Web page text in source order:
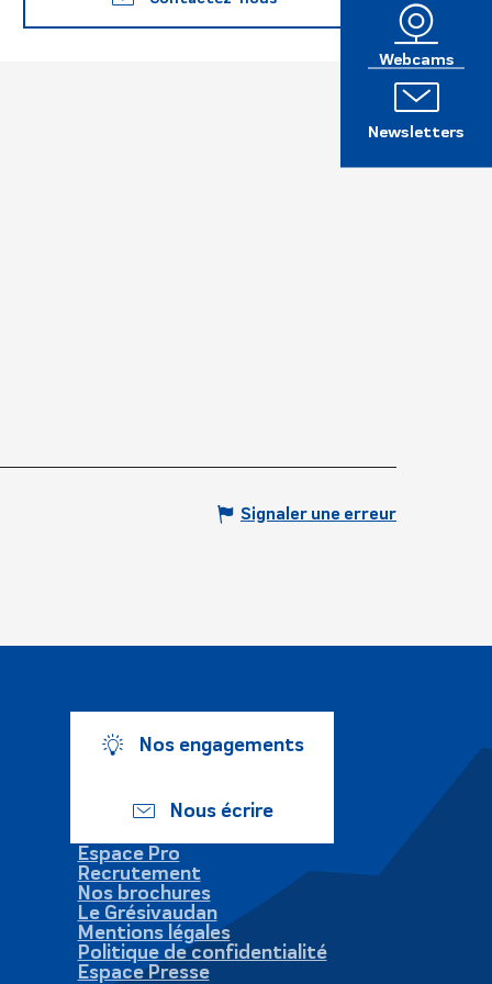
Webcams
Newsletters
Signaler une erreur
Nos engagements
Nous écrire
Espace Pro
Recrutement
Nos brochures
Le Grésivaudan
Mentions légales
Politique de confidentialité
Espace Presse